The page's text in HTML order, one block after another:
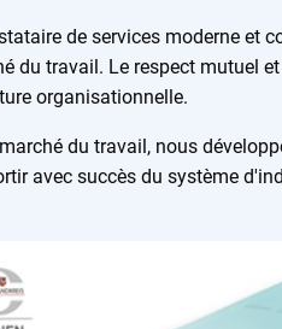
de services moderne et
du travail. Le respect mutuel
organisationnelle.
du travail, nous
avec succès du système